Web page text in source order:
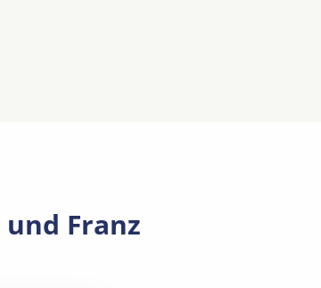
Franz